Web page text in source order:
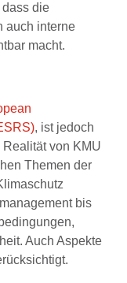
die
auch interne
macht.
, ist jedoch
von KMU
Themen der
bis
Auch Aspekte